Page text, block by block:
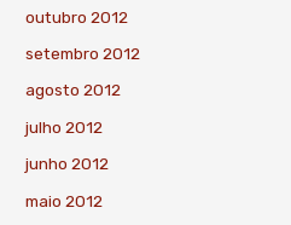
outubro 2012
setembro 2012
agosto 2012
julho 2012
junho 2012
maio 2012